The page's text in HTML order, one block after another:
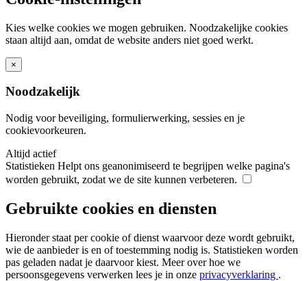
Kies welke cookies we mogen gebruiken. Noodzakelijke cookies
staan altijd aan, omdat de website anders niet goed werkt.
×
Noodzakelijk
Nodig voor beveiliging, formulierwerking, sessies en je
cookievoorkeuren.
Altijd actief
Statistieken Helpt ons geanonimiseerd te begrijpen welke pagina's
worden gebruikt, zodat we de site kunnen verbeteren.
Gebruikte cookies en diensten
Hieronder staat per cookie of dienst waarvoor deze wordt gebruikt,
wie de aanbieder is en of toestemming nodig is. Statistieken worden
pas geladen nadat je daarvoor kiest. Meer over hoe we
persoonsgegevens verwerken lees je in onze privacyverklaring .